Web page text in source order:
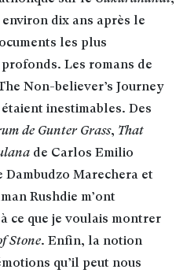
environ dix ans après le
les plus
Les romans de
Non-believer’s Journey
inestimables. Des
de Gunter Grass, That
de Carlos Emilio
Dambudzo Marechera et
Rushdie m’ont
ce que je voulais montrer
Stone. Enfin, la notion
qu’il peut nous